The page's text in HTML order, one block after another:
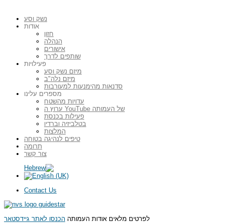
נשק וסע
אודות
חזון
הנהלה
אישורים
שותפים לדרך
פעילויות
מיזם נשק וסע
מיזם נלה"ב
סדנאות מהימנעות למעורבות
מספרים עלינו
עדויות מהשטח
ערוץ ה YouTube של העמותה
פעילות בכנסת
בטלביזיה וברדיו
המלצות
טיפים לנהיגה בטוחה
תרומה
צור קשר
Contact Us
לפרטים מלאים אודות העמותה הכנסו לאתר גיידסטאר